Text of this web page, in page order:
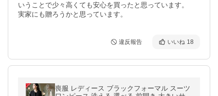
いうことで少々高くても安心を買ったと思っています。
実家にも贈ろうかと思っています。
違反報告 いいね 18
喪服 レディース ブラックフォーマル スーツ